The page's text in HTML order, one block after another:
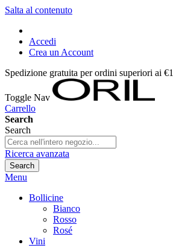
Salta al contenuto
Accedi
Crea un Account
Spedizione gratuita per ordini superiori ai
Toggle Nav
Carrello
Search
Search
Ricerca avanzata
Search
Menu
Bollicine
Bianco
Rosso
Rosé
Vini